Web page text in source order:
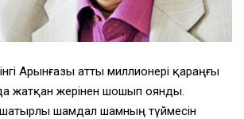
Арынғазы атты миллионерi қараңғы
жатқан жерiнен шошып оянды.
шамдал шамның түймесiн